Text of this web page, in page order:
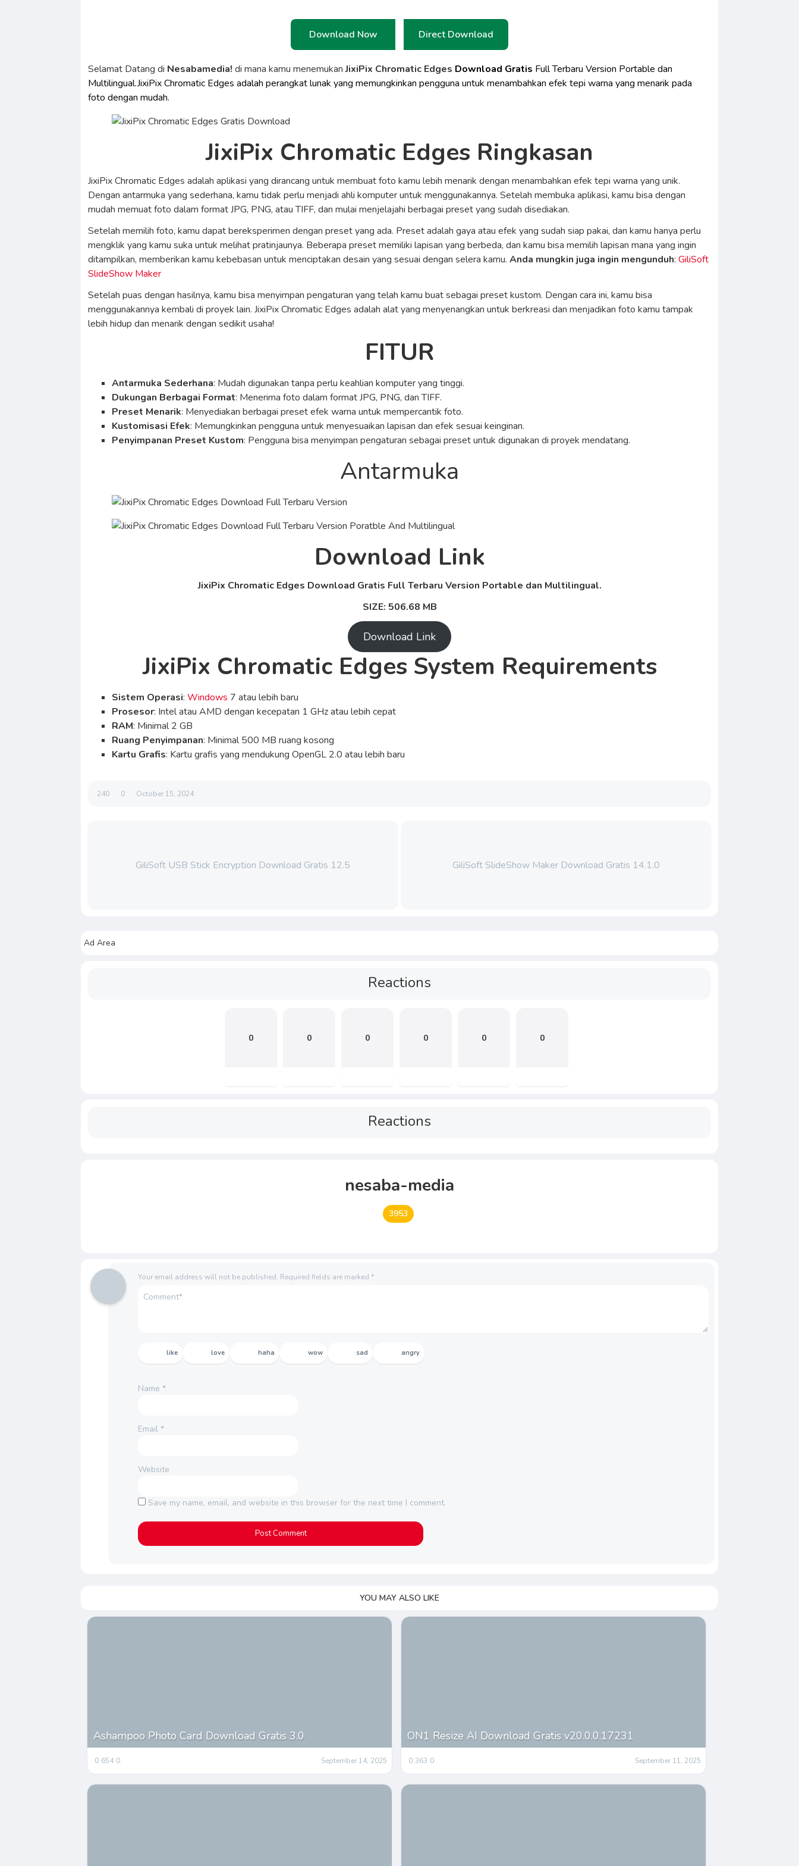
Download Now Direct Download
Selamat Datang di Nesabamedia!di mana kamu menemukanJixiPix Chromatic Edges Download Gratis Full Terbaru Version Portable dan
Multilingual.JixiPix Chromatic Edges adalah perangkat lunak yang memungkinkan pengguna untuk menambahkan efek tepi warna yang menarik pada
foto dengan mudah.
JixiPix Chromatic Edges Ringkasan
JixiPix Chromatic Edges adalah aplikasi yang dirancang untuk membuat foto kamu lebih menarik dengan menambahkan efek tepi warna yang unik.
Dengan antarmuka yang sederhana, kamu tidak perlu menjadi ahli komputer untuk menggunakannya. Setelah membuka aplikasi, kamu bisa dengan
mudah memuat foto dalam format JPG, PNG, atau TIFF, dan mulai menjelajahi berbagai preset yang sudah disediakan.
Setelah memilih foto, kamu dapat bereksperimen dengan preset yang ada. Preset adalah gaya atau efek yang sudah siap pakai, dan kamu hanya perlu
mengklik yang kamu suka untuk melihat pratinjaunya. Beberapa preset memiliki lapisan yang berbeda, dan kamu bisa memilih lapisan mana yang ingin
ditampilkan, memberikan kamu kebebasan untuk menciptakan desain yang sesuai dengan selera kamu.Anda mungkin juga ingin mengunduh:GiliSoft
SlideShow Maker
Setelah puas dengan hasilnya, kamu bisa menyimpan pengaturan yang telah kamu buat sebagai preset kustom. Dengan cara ini, kamu bisa
menggunakannya kembali di proyek lain. JixiPix Chromatic Edges adalah alat yang menyenangkan untuk berkreasi dan menjadikan foto kamu tampak
lebih hidup dan menarik dengan sedikit usaha!
FITUR
Antarmuka Sederhana: Mudah digunakan tanpa perlu keahlian komputer yang tinggi.
Dukungan Berbagai Format: Menerima foto dalam format JPG, PNG, dan TIFF.
Preset Menarik: Menyediakan berbagai preset efek warna untuk mempercantik foto.
Kustomisasi Efek: Memungkinkan pengguna untuk menyesuaikan lapisan dan efek sesuai keinginan.
Penyimpanan Preset Kustom: Pengguna bisa menyimpan pengaturan sebagai preset untuk digunakan di proyek mendatang.
Antarmuka
Download Link
JixiPix Chromatic Edges Download Gratis Full Terbaru Version Portable dan Multilingual.
SIZE: 506.68 MB
Download Link
JixiPix Chromatic Edges System Requirements
Sistem Operasi:Windows 7 atau lebih baru
Prosesor: Intel atau AMD dengan kecepatan 1 GHz atau lebih cepat
RAM: Minimal 2 GB
Ruang Penyimpanan: Minimal 500 MB ruang kosong
Kartu Grafis: Kartu grafis yang mendukung OpenGL 2.0 atau lebih baru
240 0 October 15, 2024
GiliSoft USB Stick Encryption Download Gratis 12.5 GiliSoft SlideShow Maker Download Gratis 14.1.0
Ad Area
Reactions
0 0 0 0 0 0
Reactions
nesaba-media
3953
Your email address will not be published. Required fields are marked*
like love haha wow sad angry
Name*
Email*
Website
Save my name, email, and website in this browser for the next time I comment.
YOU MAY ALSO LIKE
Ashampoo Photo Card Download Gratis 3.0
0 654 0 September 14, 2025
ON1 Resize AI Download Gratis v20.0.0.17231
0 363 0 September 11, 2025